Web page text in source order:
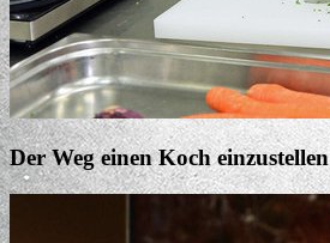
Der Weg einen Koch einzustellen